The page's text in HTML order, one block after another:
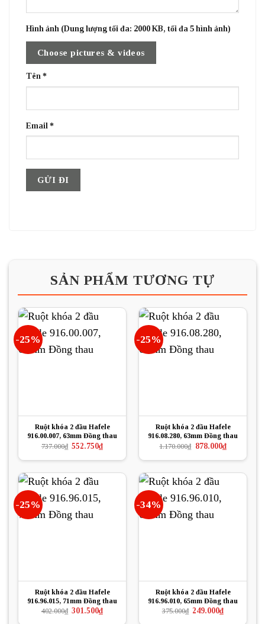
Hình ảnh (Dung lượng tối đa: 2000 KB, tối đa 5 hình ảnh)
Choose pictures & videos
Tên *
Email *
SẢN PHẨM TƯƠNG TỰ
-25%
Ruột khóa 2 đầu Hafele
916.00.007, 63mm Đồng thau
737.000₫ Giá
là:
552.750₫Giá
hiện
tại
552.750₫.
-25%
Ruột khóa 2 đầu Hafele
916.08.280, 63mm Đồng thau
1.170.000₫ Giá
là:
878.000₫Giá
hiện
tại
878.000₫.
-25%
Ruột khóa 2 đầu Hafele
916.96.015, 71mm Đồng thau
402.000₫ Giá
301.500₫Giá
hiện
-34%
Ruột khóa 2 đầu Hafele
916.96.010, 65mm Đồng thau
375.000₫ Giá
249.000₫Giá
hiện